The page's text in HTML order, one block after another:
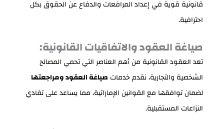
قانونية قوية في إعداد المرافعات والدفاع عن الحقوق بكل
احترافية.
صياغة العقود والاتفاقيات القانونية:
تعد العقود القانونية من أهم العناصر التي تحمي المصالح
الشخصية والتجارية، نقدم خدمات صياغة العقود ومراجعتها
لضمان توافقها مع القوانين الإماراتية، مما يساعد على تفادي
النزاعات المستقبلية.